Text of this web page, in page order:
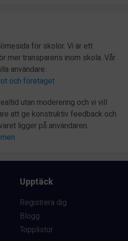
för skolor. Vi är ett
mer transparens inom skola. Vår
användare.
och företaget
utan moderering och vi vill
att ge konstruktiv feedback och
ligger på användaren.
Upptäck
Registrera dig
Blogg
Topplistor